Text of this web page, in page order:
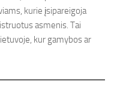
kurie įsipareigoja
asmenis. Tai
kur gamybos ar